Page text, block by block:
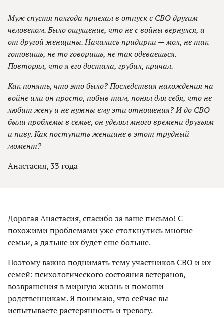
Муж спустя полгода приехал в отпуск с СВО другим
человеком. Было ощущение, что не с войны вернулся, а
от другой женщины. Начались придирки — мол, не так
готовишь, не то говоришь, не так одеваешься.
Повторял, что я его достала, грубил, кричал.
Как понять, что это было? Последствия нахождения на
войне или он просто, побыв там, понял для себя, что не
любит жену и не нужны ему эти отношения? И до СВО
были проблемы в семье, он уделял много времени друзьям
и пиву. Как поступить женщине в этот трудный
момент?
Анастасия, 33 года
Дорогая Анастасия, спасибо за ваше письмо! С
похожими проблемами уже столкнулись многие
семьи, а дальше их будет еще больше.
Поэтому важно поднимать тему участников СВО и их
семей: психологического состояния ветеранов,
возвращения в мирную жизнь и помощи
родственникам. Я понимаю, что сейчас вы
испытываете растерянность и тревогу.